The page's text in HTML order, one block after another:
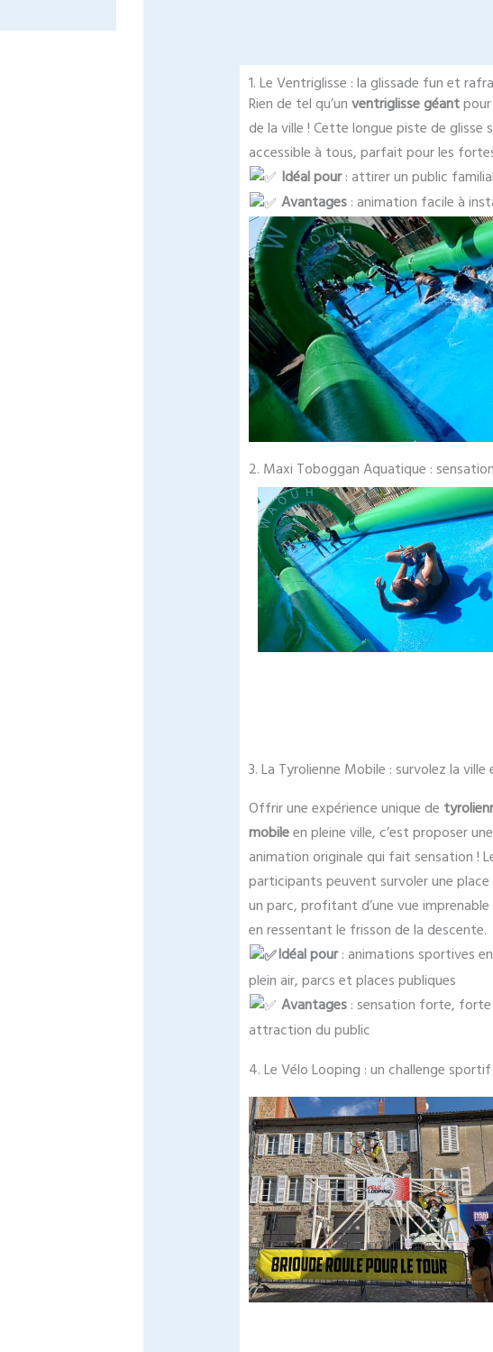
1. Le Ventriglisse : la glissade fun et
Rien de tel qu’un ventriglisse géantpour
de la ville ! Cette longue piste de
accessible à tous, parfait pour les
Idéal pour: attirer un public
Avantages: animation facile à
2. Maxi Toboggan Aquatique :
3. La Tyrolienne Mobile : survolez la
Offrir une expérience unique de
mobileen pleine ville, c’est proposer une
animation originale qui fait sensation !
participants peuvent survoler une place
un parc, profitant d’une vue
en ressentant le frisson de la descente.
Idéal pour: animations sportives en
plein air, parcs et places publiques
Avantages: sensation forte, forte
attraction du public
4. Le Vélo Looping : un challenge